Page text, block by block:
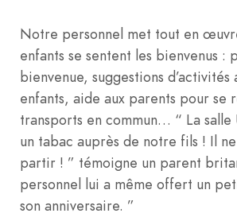
Notre personnel met tout en
enfants se sentent les bienvenus :
bienvenue, suggestions d’activités
enfants, aide aux parents pour se
transports en commun… “ La salle
un tabac auprès de notre fils ! Il
partir ! ” témoigne un parent
personnel lui a même offert un
son anniversaire. ”